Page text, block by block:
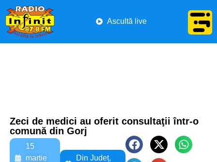
Ascultă live
Zeci de medici au oferit consultaţii într-o
comună din Gorj
15
martie
Din Județ,